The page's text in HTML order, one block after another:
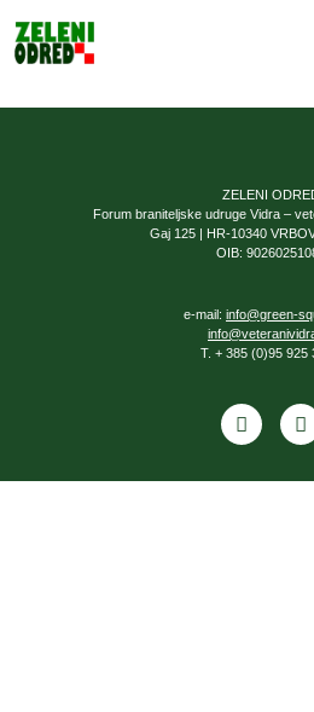
ZELENI
Forum braniteljske udruge Vidra –
Gaj 125 | HR-10340
OIB:
e-mail: info@green-
T. + 385 (0)95 925